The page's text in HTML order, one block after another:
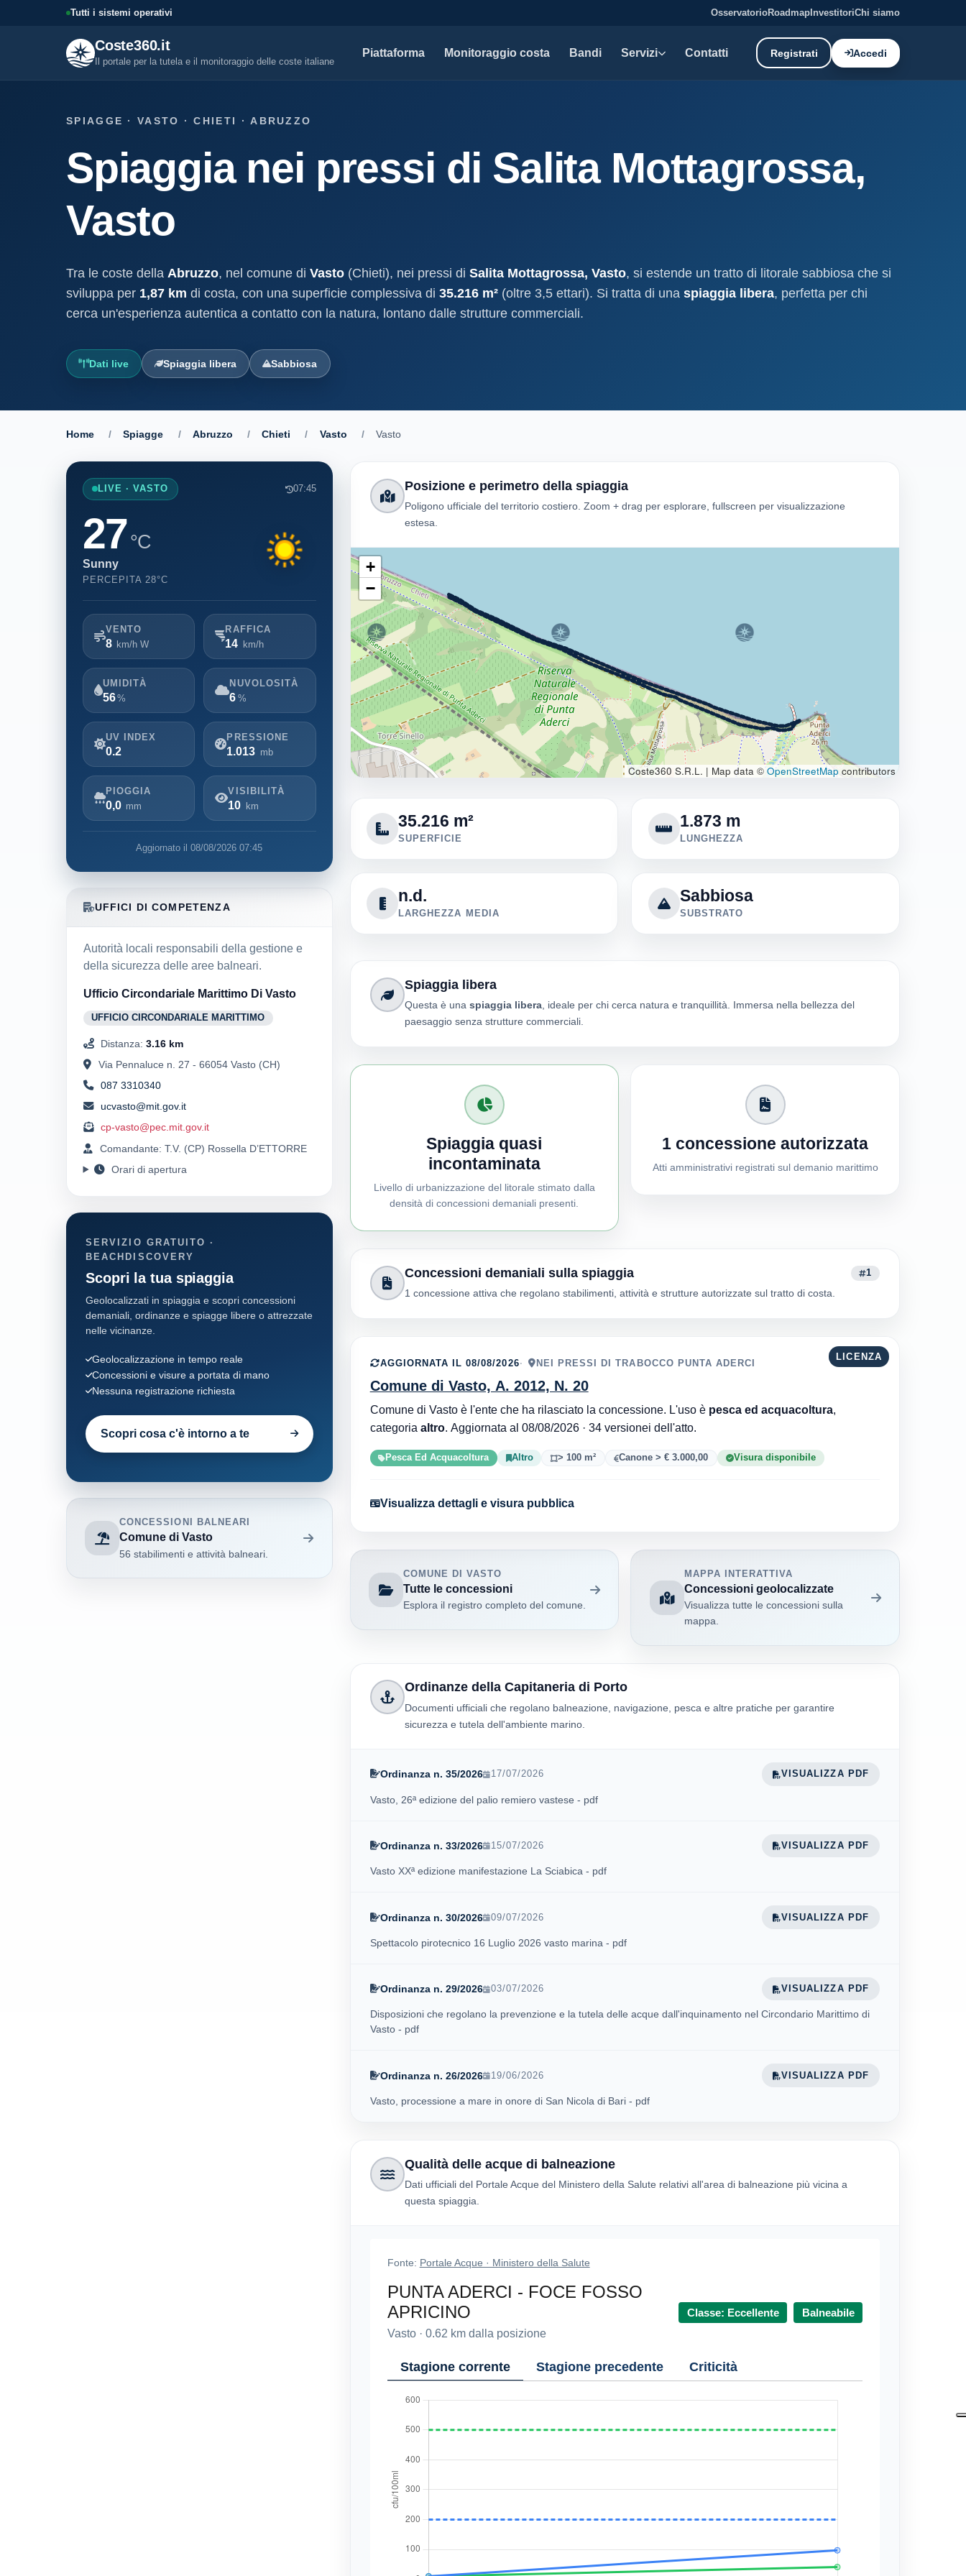
Tutti i sistemi operativi OsservatorioRoadmap InvestitoriChi siamo
Coste360.it
Il portale per la tutela e il monitoraggio delle coste italiane
Piattaforma Monitoraggio costa Bandi Servizi
Visure, fascicoli, verifica concessioni e
altro.
Visura concessione demaniale
demaniale marittima
Storico completo ed evolutivo della
Soluzioni per studi tecnici, legali e PA.
Modello D1
Atti, soggetti e canoni del demanio
marittimo.
I nostri dati
Open data costieri aggiornati mensilmente.
Contatti Registrati Accedi
SPIAGGE · VASTO · CHIETI · ABRUZZO
Spiaggia nei pressi di Salita Mottagrossa,
Vasto
Tra le coste della Abruzzo, nel comune di Vasto (Chieti), nei pressi di Salita Mottagrossa, Vasto, si estende un tratto di litorale sabbiosa che si
sviluppa per 1,87 km di costa, con una superficie complessiva di 35.216 m² (oltre 3,5 ettari). Si tratta di una spiaggia libera, perfetta per chi
cerca un'esperienza autentica a contatto con la natura, lontano dalle strutture commerciali.
Dati live Spiaggia libera Sabbiosa
Home / Spiagge / Abruzzo / Chieti / Vasto / Vasto
Posizione e perimetro della spiaggia
Poligono ufficiale del territorio costiero. Zoom + drag per esplorare, fullscreen per visualizzazione
estesa.
+
−
Coste360 S.R.L. | Map data ©OpenStreetMap contributors
35.216 m²
SUPERFICIE
1.873 m
LUNGHEZZA
n.d.
LARGHEZZA MEDIA
Sabbiosa
SUBSTRATO
Spiaggia libera
Questa è una spiaggia libera, ideale per chi cerca natura e tranquillità. Immersa nella bellezza del
paesaggio senza strutture commerciali.
Spiaggia quasi
incontaminata
Livello di urbanizzazione del litorale stimato dalla
densità di concessioni demaniali presenti.
1 concessione autorizzata
Atti amministrativi registrati sul demanio marittimo
Concessioni demaniali sulla spiaggia
1 concessione attiva che regolano stabilimenti, attività e strutture autorizzate sul tratto di costa.
1
LICENZA
AGGIORNATA IL 08/08/2026 NEI PRESSI DI TRABOCCO PUNTA ADERCI
Comune di Vasto, A. 2012, N. 20
Comune di Vasto è l'ente che ha rilasciato la concessione. L'uso è pesca ed acquacoltura
categoria altro . Aggiornata al 08/08/2026 · 34 versionei dell'atto.
Pesca Ed Acquacoltura Altro > 100 m² Canone > € 3.000,00 Visura disponibile
Visualizza dettagli e visura pubblica
COMUNE DI VASTO
Tutte le concessioni
Esplora il registro completo del comune.
MAPPA INTERATTIVA
Concessioni geolocalizzate
Visualizza tutte le concessioni sulla
mappa.
Ordinanze della Capitaneria di Porto
Documenti ufficiali che regolano balneazione, navigazione, pesca e altre pratiche per garantire
sicurezza e tutela dell'ambiente marino.
Ordinanza n. 35/2026 17/07/2026 VISUALIZZA PDF
Vasto, 26ª edizione del palio remiero vastese - pdf
Ordinanza n. 33/2026 15/07/2026 VISUALIZZA PDF
Vasto XXª edizione manifestazione La Sciabica - pdf
Ordinanza n. 30/2026 09/07/2026 VISUALIZZA PDF
Spettacolo pirotecnico 16 Luglio 2026 vasto marina - pdf
Ordinanza n. 29/2026 03/07/2026 VISUALIZZA PDF
Disposizioni che regolano la prevenzione e la tutela delle acque dall'inquinamento nel Circondario Marittimo di
Vasto - pdf
Ordinanza n. 26/2026 19/06/2026 VISUALIZZA PDF
Vasto, processione a mare in onore di San Nicola di Bari - pdf
Qualità delle acque di balneazione
Dati ufficiali del Portale Acque del Ministero della Salute relativi all'area di balneazione più vicina a
questa spiaggia.
Fonte: Portale Acque · Ministero della Salute
PUNTA ADERCI - FOCE FOSSO
APRICINO
Vasto· 0.62 km dalla posizione
Classe: Eccellente Balneabile
Stagione corrente Stagione precedente Criticità
LIVE · VASTO 07:45
27°C
Sunny
PERCEPITA 28°C
VENTO
8 km/h W
RAFFICA
14 km/h
UMIDITÀ
56%
NUVOLOSITÀ
6 %
UV INDEX
0.2
PRESSIONE
1.013 mb
PIOGGIA
0,0 mm
VISIBILITÀ
10 km
Aggiornato il 08/08/2026 07:45
UFFICI DI COMPETENZA
Autorità locali responsabili della gestione e
della sicurezza delle aree balneari.
Ufficio Circondariale Marittimo Di Vasto
UFFICIO CIRCONDARIALE MARITTIMO
Distanza: 3.16 km
Via Pennaluce n. 27 - 66054 Vasto (CH)
087 3310340
ucvasto@mit.gov.it
cp-vasto@pec.mit.gov.it
Comandante: T.V. (CP) Rossella D’ETTORRE
Orari di apertura
SERVIZIO GRATUITO ·
BEACHDISCOVERY
Scopri la tua spiaggia
Geolocalizzati in spiaggia e scopri concessioni
demaniali, ordinanze e spiagge libere o attrezzate
nelle vicinanze.
Geolocalizzazione in tempo reale
Concessioni e visure a portata di mano
Nessuna registrazione richiesta
Scopri cosa c'è intorno a te
CONCESSIONI BALNEARI
Comune di Vasto
56 stabilimenti e attività balneari.